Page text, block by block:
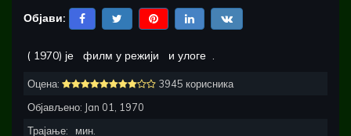
Објави:
( 1970) је филм у режији и улоге .
Оцена:
3945 корисника
Објављено: Jan 01, 1970
Трајање:
мин.